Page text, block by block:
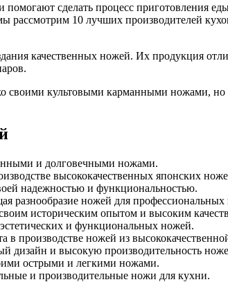
сделать процесс приготовления
рассмотрим 10 лучших производителей
качественных ножей. Их продукция
своими культовыми карманными ножами,
и долговечными ножами.
высококачественных японских
надежностью и функциональностью.
разнообразие ножей для профессиональных
историческим опытом и высоким
и функциональных ножей.
производстве ножей из
и высокую производительность
острыми и легкими ножами.
и производительные ножи для кухни.